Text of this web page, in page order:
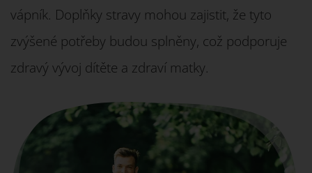
vápník. Doplňky stravy mohou zajistit, že tyto
zvýšené potřeby budou splněny, což podporuje
zdravý vývoj dítěte a zdraví matky.